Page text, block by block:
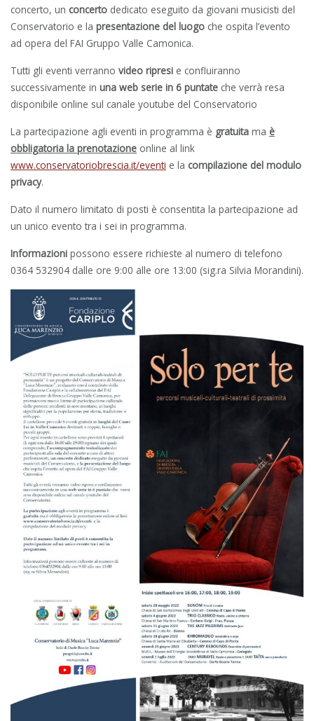
concerto, un concerto dedicato eseguito da giovani musicisti del
Conservatorio e la presentazione del luogo che ospita l’evento
ad opera del FAI Gruppo Valle Camonica.
Tutti gli eventi verranno video ripresi e confluiranno
successivamente in una web serie in 6 puntate che verrà resa
disponibile online sul canale youtube del Conservatorio
La partecipazione agli eventi in programma è gratuita ma è
obbligatoria la prenotazione online al link
www.conservatoriobrescia.it/eventi e la compilazione del modulo
privacy.
Dato il numero limitato di posti è consentita la partecipazione ad
un unico evento tra i sei in programma.
Informazioni possono essere richieste al numero di telefono
0364 532904 dalle ore 9:00 alle ore 13:00 (sig.ra Silvia Morandini).